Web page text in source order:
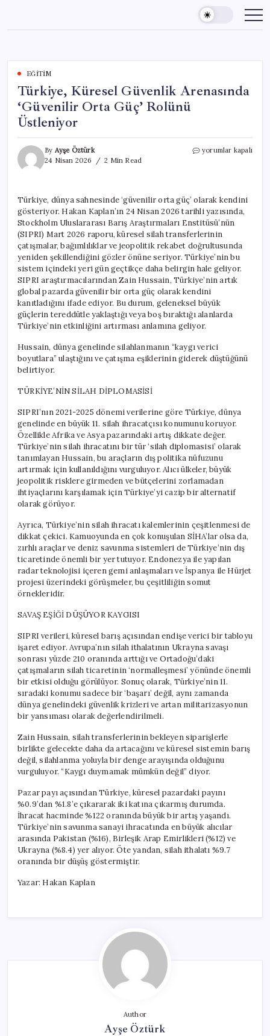
content
EĞITIM
Türkiye, Küresel Güvenlik Arenasında
‘Güvenilir Orta Güç’ Rolünü
Üstleniyor
By Ayşe Öztürk
24 Nisan 2026
2 Min Read
Türkiye,
Orta
Güç’
Rolünü
Üstleniyor
için
yorumlar kapalı
Türkiye, dünya sahnesinde ‘güvenilir orta güç’ olarak kendini
gösteriyor. Hakan Kaplan’ın 24 Nisan 2026 tarihli yazısında,
Stockholm Uluslararası Barış Araştırmaları Enstitüsü’nün
(SIPRI) Mart 2026 raporu, küresel silah transferlerinin
çatışmalar, bağımlılıklar ve jeopolitik rekabet doğrultusunda
yeniden şekillendiğini gözler önüne seriyor. Türkiye’nin bu
sistem içindeki yeri gün geçtikçe daha belirgin hale geliyor.
SIPRI araştırmacılarından Zain Hussain, Türkiye’nin artık
global pazarda güvenilir bir orta güç olarak kendini
kanıtladığını ifade ediyor. Bu durum, geleneksel büyük
güçlerin tereddütle yaklaştığı veya boş bıraktığı alanlarda
Türkiye’nin etkinliğini artırması anlamına geliyor.
Hussain, dünya genelinde silahlanmanın “kaygı verici
boyutlara” ulaştığını ve çatışma eşiklerinin giderek düştüğünü
belirtiyor.
TÜRKİYE’NİN SİLAH DİPLOMASİSİ
SIPRI’nın 2021-2025 dönemi verilerine göre Türkiye, dünya
genelinde en büyük 11. silah ihracatçısı konumunu koruyor.
Özellikle Afrika ve Asya pazarındaki artış dikkate değer.
Türkiye’nin silah ihracatını bir tür ‘silah diplomasisi’ olarak
tanımlayan Hussain, bu araçların dış politika nüfuzunu
artırmak için kullanıldığını vurguluyor. Alıcı ülkeler, büyük
jeopolitik risklere girmeden ve bütçelerini zorlamadan
ihtiyaçlarını karşılamak için Türkiye’yi cazip bir alternatif
olarak görüyor.
Ayrıca, Türkiye’nin silah ihracatı kalemlerinin çeşitlenmesi de
dikkat çekici. Kamuoyunda en çok konuşulan SİHA’lar olsa da,
zırhlı araçlar ve deniz savunma sistemleri de Türkiye’nin dış
ticaretinde önemli bir yer tutuyor. Endonezya ile yapılan
radar teknolojisi içeren gemi anlaşmaları ve İspanya ile Hürjet
projesi üzerindeki görüşmeler, bu çeşitliliğin somut
örnekleridir.
SAVAŞ EŞİĞİ DÜŞÜYOR KAYGISI
SIPRI verileri, küresel barış açısından endişe verici bir tabloyu
işaret ediyor. Avrupa’nın silah ithalatının Ukrayna savaşı
sonrası yüzde 210 oranında arttığı ve Ortadoğu’daki
çatışmaların silah ticaretinin ‘normalleşmesi’ yönünde önemli
bir etkisi olduğu görülüyor. Sonuç olarak, Türkiye’nin 11.
sıradaki konumu sadece bir ‘başarı’ değil, aynı zamanda
dünya genelindeki güvenlik krizleri ve artan militarizasyonun
bir yansıması olarak değerlendirilmeli.
Zain Hussain, silah transferlerinin bekleyen siparişlerle
birlikte gelecekte daha da artacağını ve küresel sistemin barış
değil, silahlanma yoluyla bir denge arayışında olduğunu
vurguluyor. “Kaygı duymamak mümkün değil” diyor.
Pazar payı açısından Türkiye, küresel pazardaki payını
%0.9’dan %1.8’e çıkararak iki katına çıkarmış durumda.
İhracat hacminde %122 oranında büyük bir artış yaşandı.
Türkiye’nin savunma sanayi ihracatında en büyük alıcılar
arasında Pakistan (%16), Birleşik Arap Emirlikleri (%12) ve
Ukrayna (%8.4) yer alıyor. Öte yandan, silah ithalatı %9.7
oranında bir düşüş göstermiştir.
Yazar: Hakan Kaplan
Author
Ayşe Öztürk